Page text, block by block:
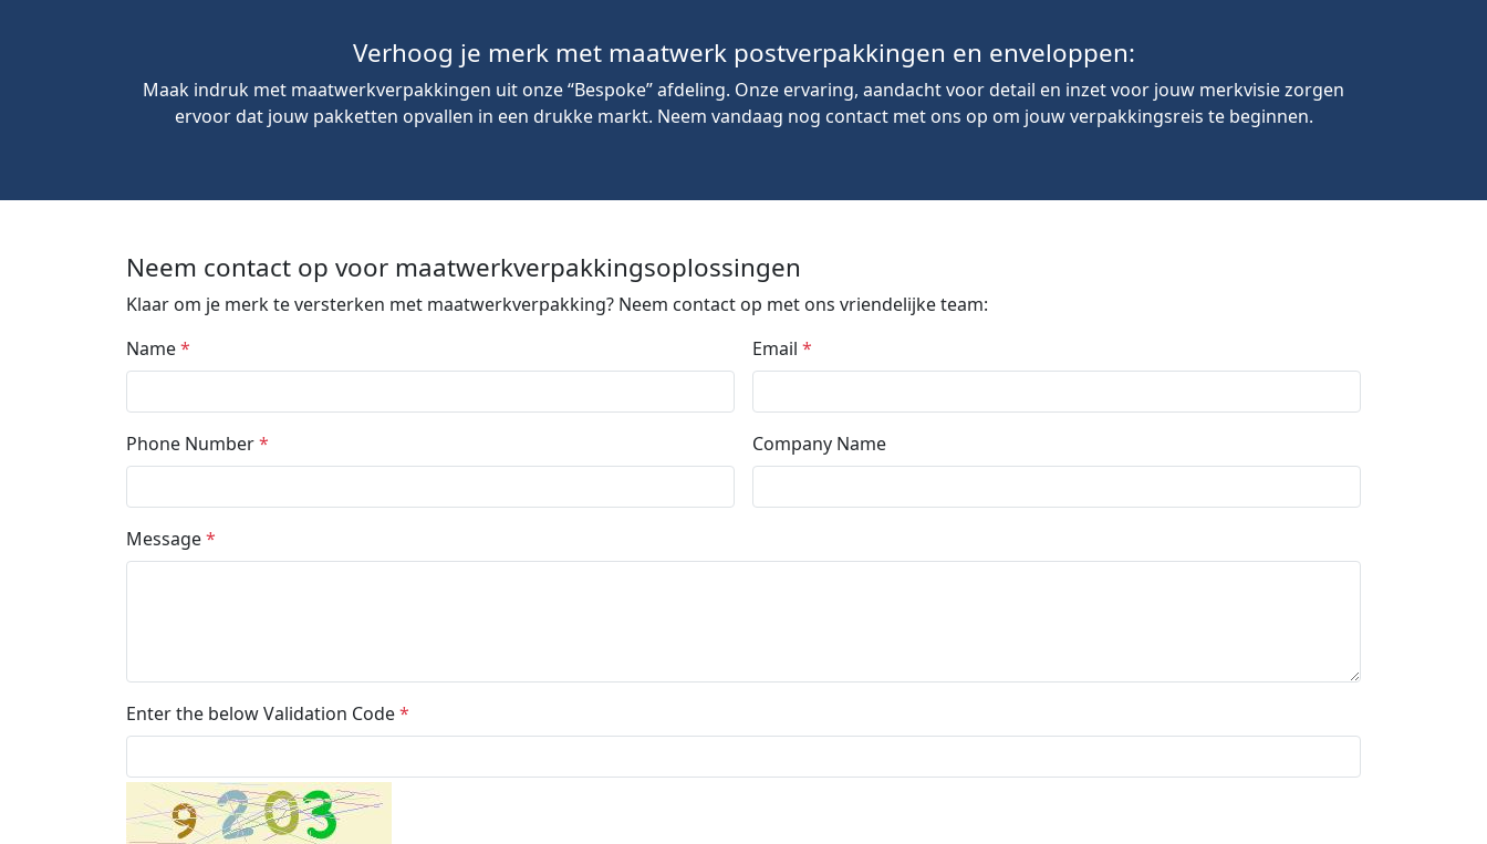
Verhoog je merk met maatwerk postverpakkingen en enveloppen:
Maak indruk met maatwerkverpakkingen uit onze “Bespoke” afdeling. Onze ervaring, aandacht voor detail en inzet voor jouw merkvisie zorgen
ervoor dat jouw pakketten opvallen in een drukke markt. Neem vandaag nog contact met ons op om jouw verpakkingsreis te beginnen.
Neem contact op voor maatwerkverpakkingsoplossingen
Klaar om je merk te versterken met maatwerkverpakking? Neem contact op met ons vriendelijke team:
Name* Email *
Phone Number* Company Name
Message*
Enter the below Validation Code*